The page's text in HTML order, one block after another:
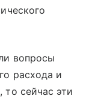
вопросы
расхода и
сейчас эти